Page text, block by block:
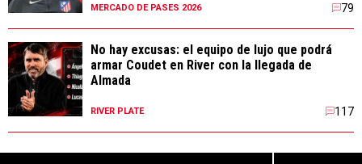
MERCADO DE PASES 2026 79
No hay excusas: el equipo de lujo que podrá
armar Coudet en River con la llegada de
Almada
RIVER PLATE 117